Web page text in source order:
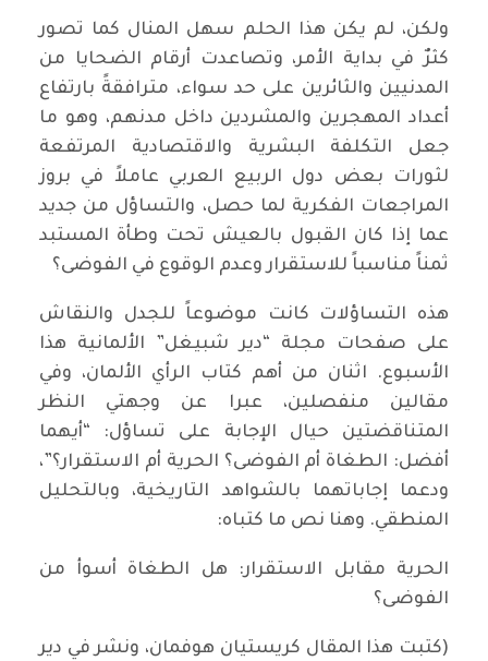
ولكن، لم يكن هذا الحلم سهل المنال كما تصور
كثرٌ في بداية الأمر، وتصاعدت أرقام الضحايا من
المدنيين والثائرين على حد سواء، مترافقةً بارتفاع
أعداد المهجرين والمشردين داخل مدنهم، وهو ما
جعل التكلفة البشرية والاقتصادية المرتفعة
لثورات بعض دول الربيع العربي عاملاً في بروز
المراجعات الفكرية لما حصل، والتساؤل من جديد
عما إذا كان القبول بالعيش تحت وطأة المستبد
ثمناً مناسباً للاستقرار وعدم الوقوع في الفوضى؟
هذه التساؤلات كانت موضوعاً للجدل والنقاش
على صفحات مجلة “دير شبيغل” الألمانية هذا
الأسبوع. اثنان من أهم كتاب الرأي الألمان، وفي
مقالين منفصلين، عبرا عن وجهتي النظر
المتناقضتين حيال الإجابة على تساؤل: “أيهما
أفضل: الطغاة أم الفوضى؟ الحرية أم الاستقرار؟”،
ودعما إجاباتهما بالشواهد التاريخية، وبالتحليل
المنطقي. وهنا نص ما كتباه:
الحرية مقابل الاستقرار: هل الطغاة أسوأ من
الفوضى؟
(كتبت هذا المقال كريستيان هوفمان، ونشر في دير